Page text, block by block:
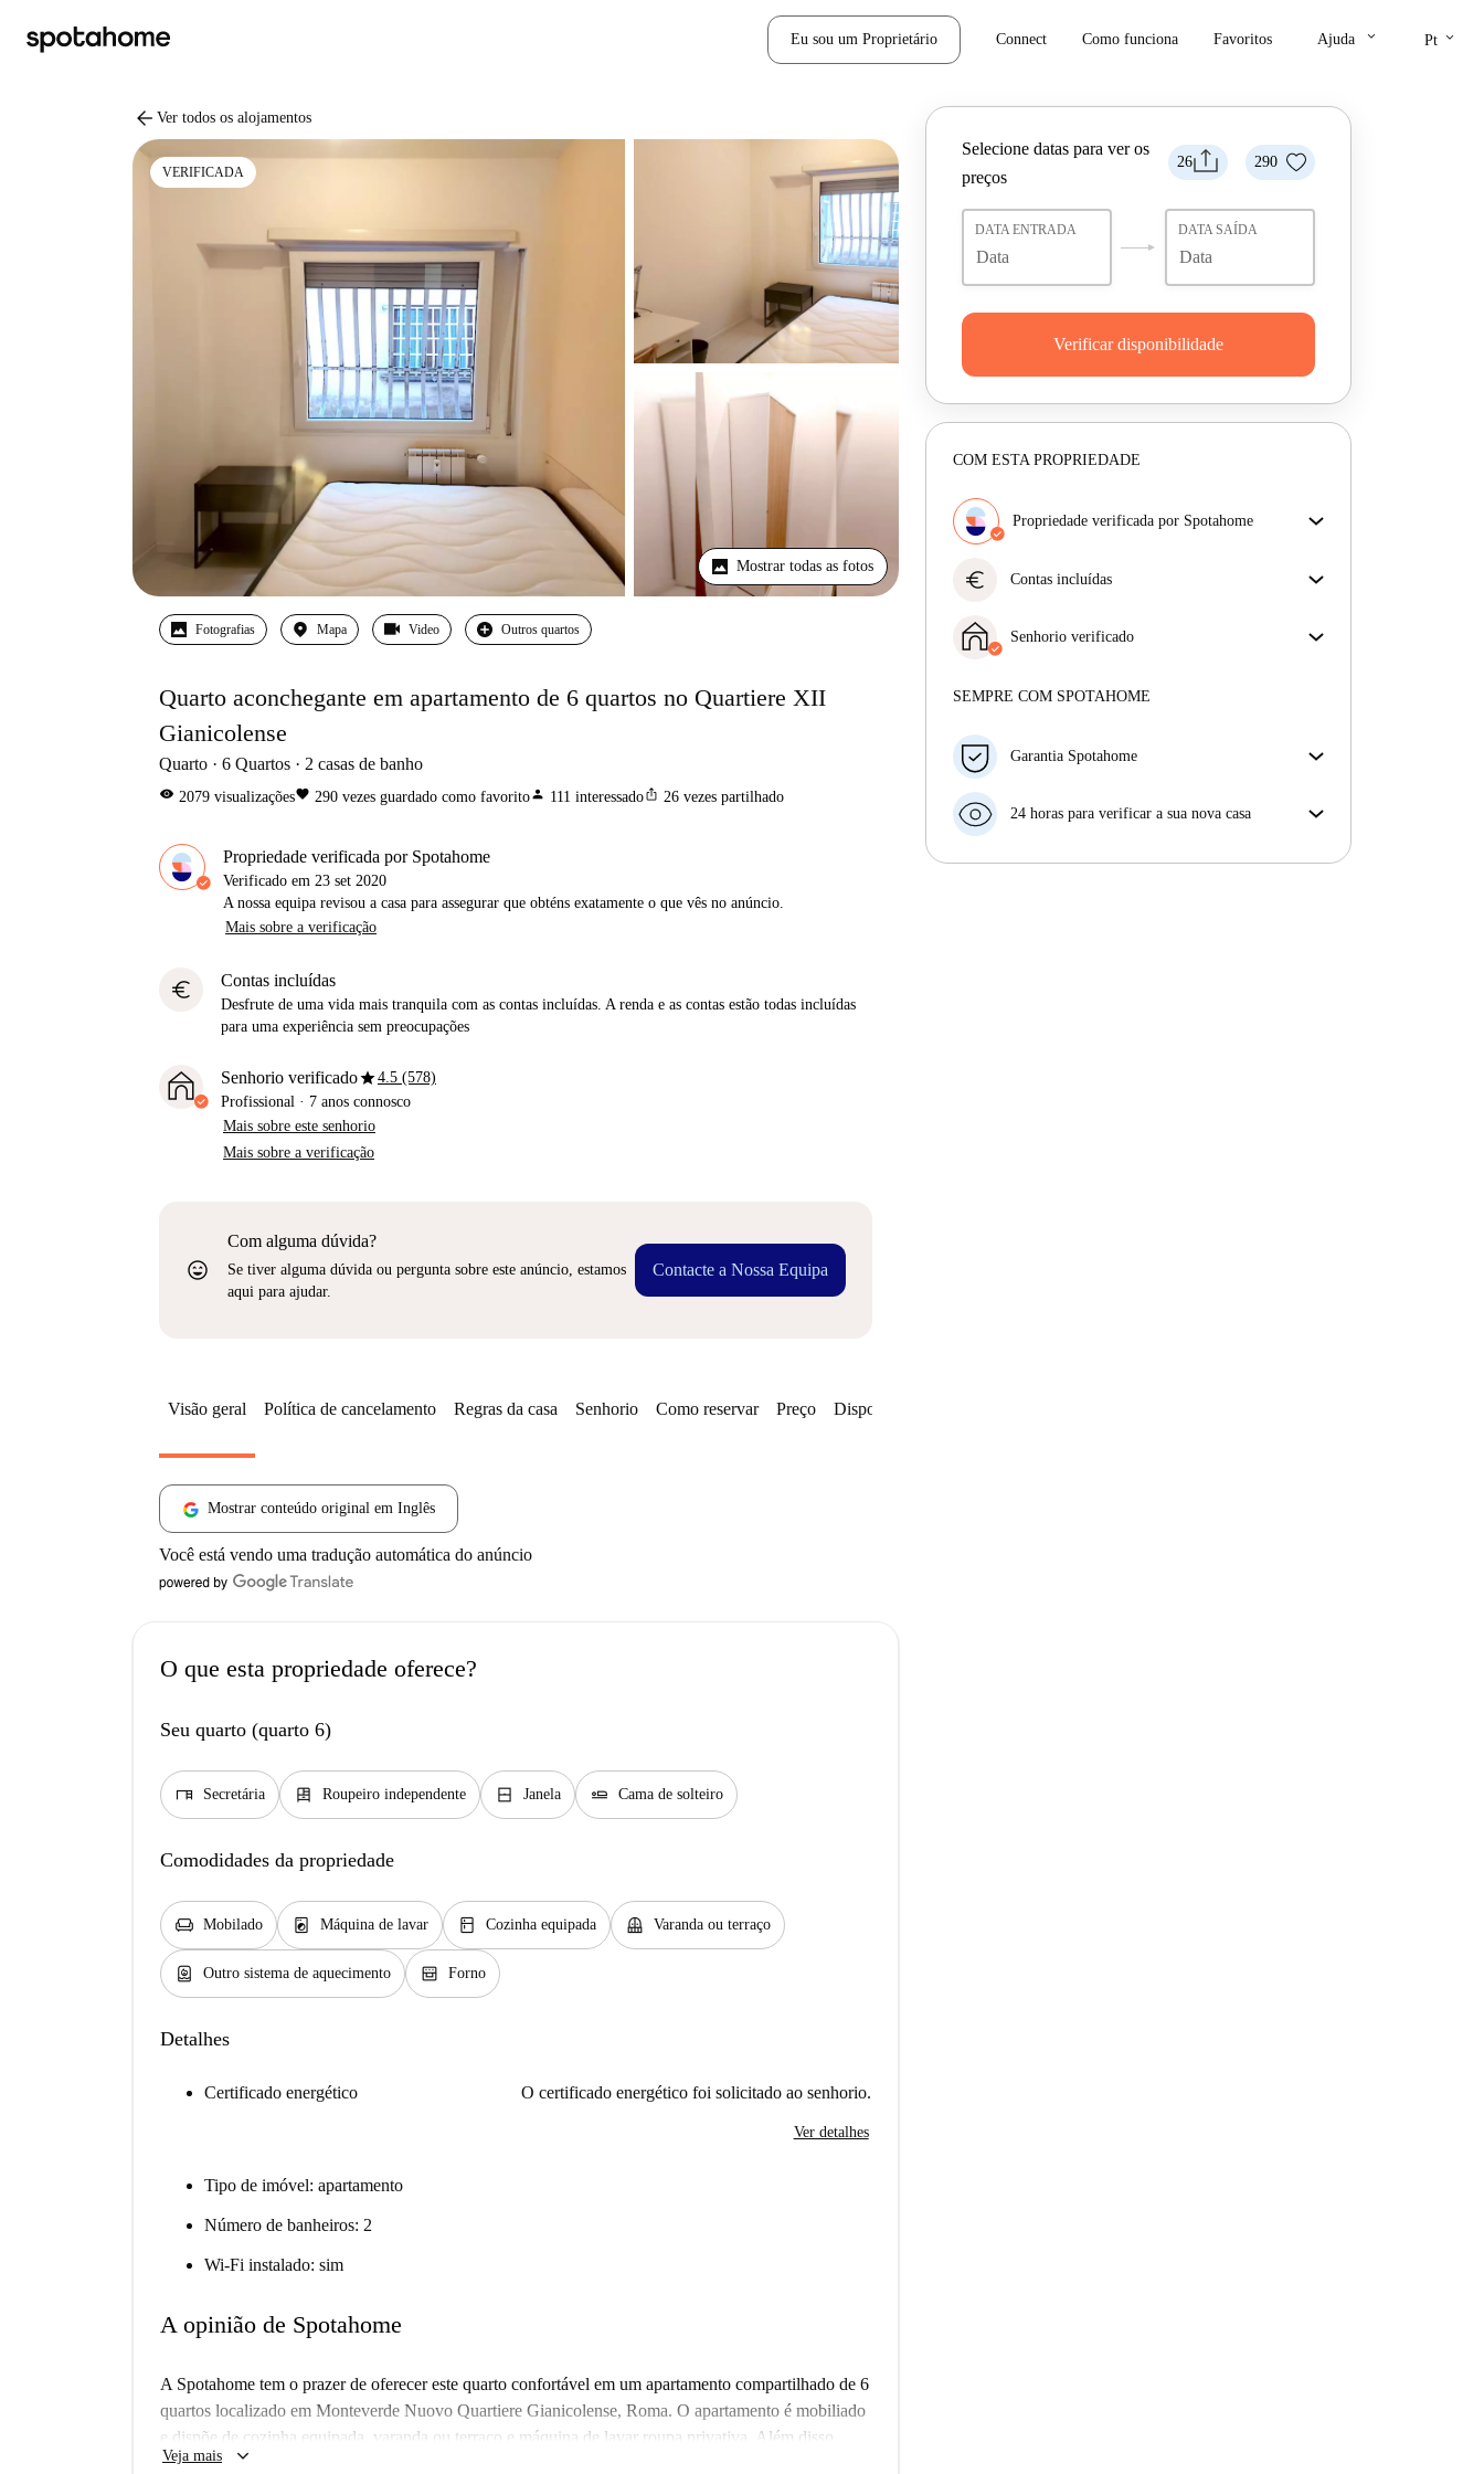
Eu sou um Proprietário Connect Como funciona Favoritos Ajuda keyboard_arrow_down Pt keyboard_arrow_down
arrow_back Ver todos os alojamentos
VERIFICADA
Mostrar todas as fotos
Fotografias Mapa Video Outros quartos
Quarto aconchegante em apartamento de 6 quartos no Quartiere XII
Gianicolense
Quarto 6 Quartos 2 casas de banho
visibility 2079 visualizaçõesfavorite 290 vezes guardado como favoritoperson 111 interessadoios_share 26 vezes partilhado
Propriedade verificada por Spotahome
Verificado em 23 set 2020
A nossa equipa revisou a casa para assegurar que obténs exatamente o que vês no anúncio.
Mais sobre a verificação
euro Contas incluídas
Desfrute de uma vida mais tranquila com as contas incluídas. A renda e as contas estão todas incluídas
para uma experiência sem preocupações
Senhorio verificadostar4.5 (578)
Profissional · 7 anos connosco
Mais sobre este senhorio
Mais sobre a verificação
sentiment_very_satisfied
Com alguma dúvida?
Se tiver alguma dúvida ou pergunta sobre este anúncio, estamos
aqui para ajudar.
Contacte a Nossa Equipa
26 290
Selecione datas para ver os
preços
DATA ENTRADA DATA SAÍDA
Verificar disponibilidade
COM ESTA PROPRIEDADE
Propriedade verificada por Spotahome
obténs exatamente o que vês no anúncio.
euro Contas incluídas
incluídas. A renda e as contas estão todas incluídas
para uma experiência sem preocupações
Senhorio verificado
Mais sobre este senhorio
SEMPRE COM SPOTAHOME
Garantia Spotahome
antecedência, nós iremos A) pagar um hotel e ajudá-
seu dinheiro na totalidade.
24 horas para verificar a sua nova casa
Visão geral Política de cancelamento Regras da casa Senhorio Como reservar Preço Disponibilidades
Mostrar conteúdo original em Inglês
Você está vendo uma tradução automática do anúncio
O que esta propriedade oferece?
Seu quarto (quarto 6)
desk Secretária dresser Roupeiro independente window_closed Janela airline_seat_flat Cama de solteiro
Comodidades da propriedade
chair Mobilado local_laundry_service Máquina de lavar kitchen Cozinha equipada balcony Varanda ou terraço
water_heater Outro sistema de aquecimento oven_gen Forno
Detalhes
Certificado energético O certificado energético foi solicitado ao senhorio.
Ver detalhes
Tipo de imóvel: apartamento
Número de banheiros: 2
Wi-Fi instalado: sim
A opinião de Spotahome
A Spotahome tem o prazer de oferecer este quarto confortável em um apartamento compartilhado de 6
quartos localizado em Monteverde Nuovo Quartiere Gianicolense, Roma. O apartamento é mobiliado
e dispõe de cozinha equipada, varanda ou terraço e máquina de lavar roupa privativa. Além disso,
todas as despesas essenciais estão incluídas (eletricidade, água, gás e Wi-Fi). Verificado pela
Veja mais keyboard_arrow_down